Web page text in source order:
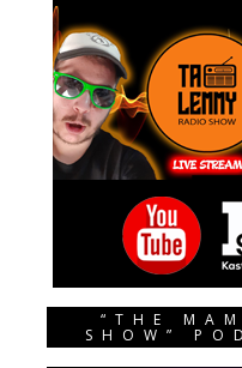
“THE
SHOW”